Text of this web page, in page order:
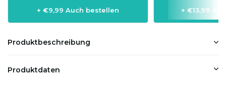
+ €9,99 Auch bestellen + €13,99
Produktbeschreibung
Produktdaten